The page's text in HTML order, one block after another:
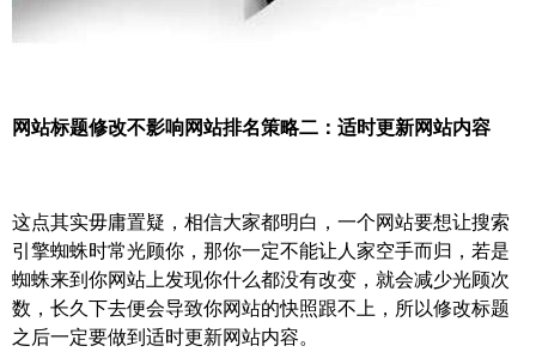
网站标题修改不影响网站排名策略二：适时更新网站内容
这点其实毋庸置疑，相信大家都明白，一个网站要想让搜索
引擎蜘蛛时常光顾你，那你一定不能让人家空手而归，若是
蜘蛛来到你网站上发现你什么都没有改变，就会减少光顾次
数，长久下去便会导致你网站的快照跟不上，所以修改标题
之后一定要做到适时更新网站内容。